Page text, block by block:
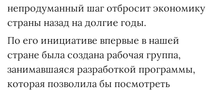
непродуманный шаг отбросит экономику
страны назад на долгие годы.
По его инициативе впервые в нашей
стране была создана рабочая группа,
занимавшаяся разработкой программы,
которая позволила бы посмотреть